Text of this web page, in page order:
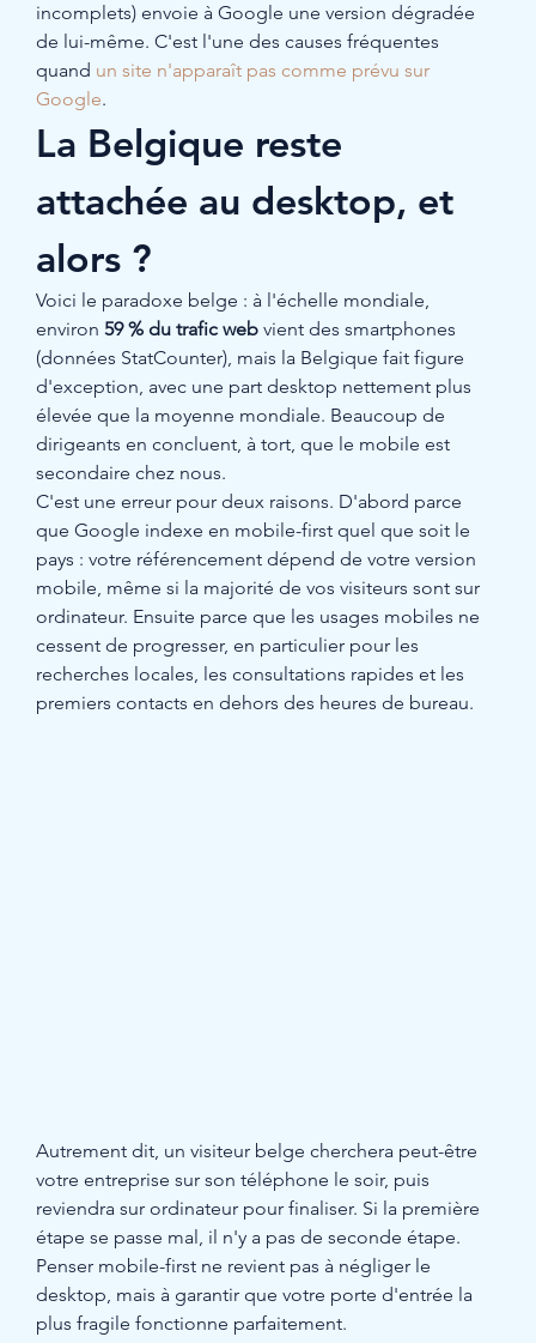
incomplets) envoie à Google une version dégradée
de lui-même. C'est l'une des causes fréquentes
quand un site n'apparaît pas comme prévu sur
Google.
La Belgique reste
attachée au desktop, et
alors ?
Voici le paradoxe belge : à l'échelle mondiale,
environ 59 % du trafic web vient des smartphones
(données StatCounter), mais la Belgique fait figure
d'exception, avec une part desktop nettement plus
élevée que la moyenne mondiale. Beaucoup de
dirigeants en concluent, à tort, que le mobile est
secondaire chez nous.
C'est une erreur pour deux raisons. D'abord parce
que Google indexe en mobile-first quel que soit le
pays : votre référencement dépend de votre version
mobile, même si la majorité de vos visiteurs sont sur
ordinateur. Ensuite parce que les usages mobiles ne
cessent de progresser, en particulier pour les
recherches locales, les consultations rapides et les
premiers contacts en dehors des heures de bureau.
Autrement dit, un visiteur belge cherchera peut-être
votre entreprise sur son téléphone le soir, puis
reviendra sur ordinateur pour finaliser. Si la première
étape se passe mal, il n'y a pas de seconde étape.
Penser mobile-first ne revient pas à négliger le
desktop, mais à garantir que votre porte d'entrée la
plus fragile fonctionne parfaitement.